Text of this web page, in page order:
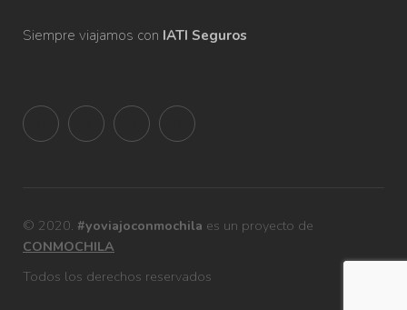
Siempre viajamos con IATI Seguros
© 2020. #yoviajoconmochila es un proyecto de
CONMOCHILA
Todos los derechos reservados